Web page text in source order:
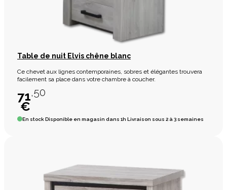
Table de nuit Elvis chêne blanc
Ce chevet aux lignes contemporaines, sobres et élégantes trouvera
facilement sa place dans votre chambre à coucher.
71,50
€
En stockDisponible en magasin dans 1h Livraison sous 2 à 3 semaines